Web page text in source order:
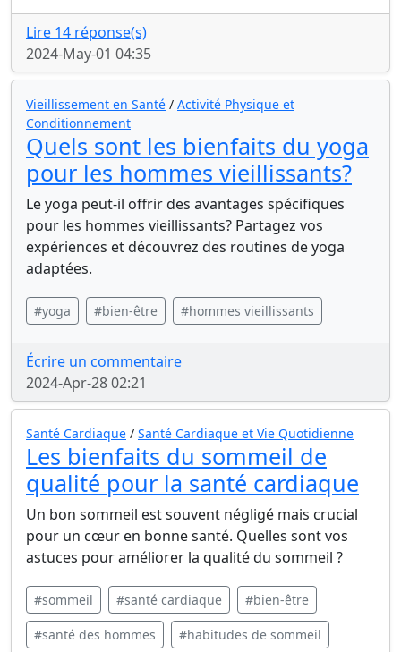
Lire 14 réponse(s)
2024-May-01 04:35
Vieillissement en Santé / Activité Physique et
Conditionnement
Quels sont les bienfaits du yoga
pour les hommes vieillissants?
Le yoga peut-il offrir des avantages spécifiques
pour les hommes vieillissants? Partagez vos
expériences et découvrez des routines de yoga
adaptées.
#yoga #bien-être #hommes vieillissants
Écrire un commentaire
2024-Apr-28 02:21
Santé Cardiaque / Santé Cardiaque et Vie Quotidienne
Les bienfaits du sommeil de
qualité pour la santé cardiaque
Un bon sommeil est souvent négligé mais crucial
pour un cœur en bonne santé. Quelles sont vos
astuces pour améliorer la qualité du sommeil ?
#sommeil #santé cardiaque #bien-être
#santé des hommes #habitudes de sommeil